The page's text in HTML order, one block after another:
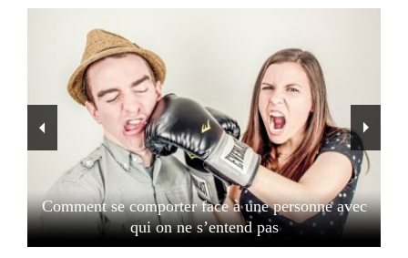
Comment se comporter face à une personne avec
qui on ne s’entend pas